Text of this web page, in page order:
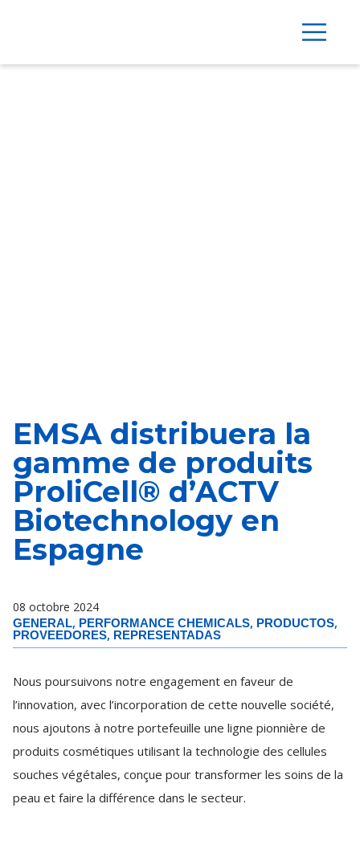
EMSA distribuera la
gamme de produits
ProliCell® d’ACTV
Biotechnology en
Espagne
08 octobre 2024
GENERAL, PERFORMANCE CHEMICALS, PRODUCTOS,
PROVEEDORES, REPRESENTADAS
Nous poursuivons notre engagement en faveur de
l’innovation, avec l’incorporation de cette nouvelle société,
nous ajoutons à notre portefeuille une ligne pionnière de
produits cosmétiques utilisant la technologie des cellules
souches végétales, conçue pour transformer les soins de la
peau et faire la différence dans le secteur.